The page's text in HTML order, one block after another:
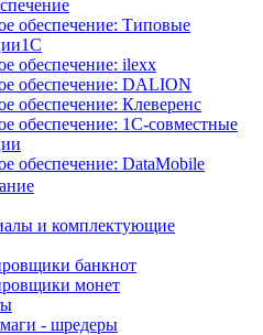
обеспечение: Типовые
обеспечение: ilexx
обеспечение: DALION
обеспечение: Клеверенс
обеспечение: 1С-совместные
обеспечение: DataMobile
и комплектующие
банкнот
монет
- шредеры